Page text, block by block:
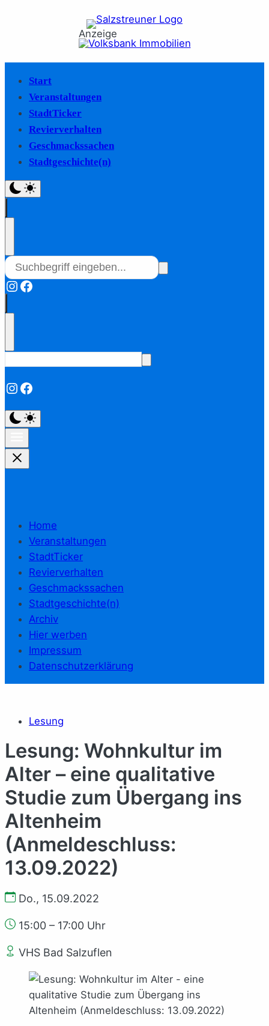
Anzeige
Start
Veranstaltungen
StadtTicker
Revierverhalten
Geschmackssachen
Stadtgeschichte(n)
Instagram
Facebook
Instagram
Facebook
Home
Veranstaltungen
StadtTicker
Revierverhalten
Geschmackssachen
Stadtgeschichte(n)
Archiv
Hier werben
Impressum
Datenschutzerklärung
Lesung
Lesung: Wohnkultur im
Alter – eine qualitative
Studie zum Übergang ins
Altenheim
(Anmeldeschluss:
13.09.2022)
Do., 15.09.2022
15:00 – 17:00 Uhr
VHS Bad Salzuflen